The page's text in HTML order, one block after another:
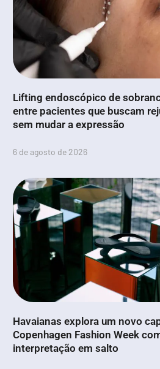
Lifting endoscópico de
entre pacientes que buscam
sem mudar a expressão
6 de agosto de 2026
Havaianas explora um novo
Copenhagen Fashion Week
interpretação em salto